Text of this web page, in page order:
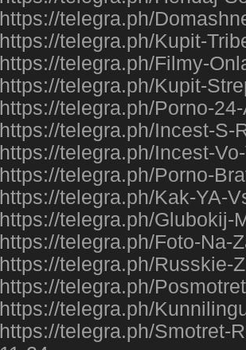
https://telegra.ph/
https://telegra.ph/Kupit-
https://telegra.ph/Filmy-
https://telegra.ph/Kupit-
https://telegra.ph/Porno-
https://telegra.ph/Incest-S-
https://telegra.ph/Incest-
https://telegra.ph/Porno-
https://telegra.ph/Kak-YA-
https://telegra.ph/Glubokij-
https://telegra.ph/Foto-Na-
https://telegra.ph/Russkie-
https://telegra.ph/
https://telegra.ph/
https://telegra.ph/Smotret-